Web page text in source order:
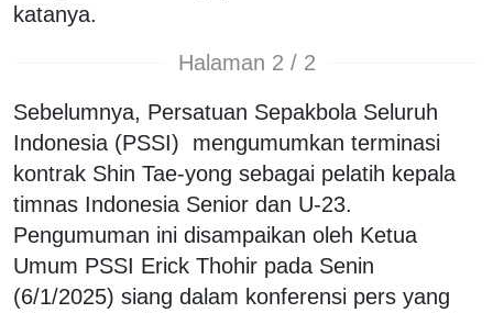
katanya.
Halaman 2 / 2
Sebelumnya, Persatuan Sepakbola Seluruh
Indonesia (PSSI) mengumumkan terminasi
kontrak Shin Tae-yong sebagai pelatih kepala
timnas Indonesia Senior dan U-23.
Pengumuman ini disampaikan oleh Ketua
Umum PSSI Erick Thohir pada Senin
(6/1/2025) siang dalam konferensi pers yang